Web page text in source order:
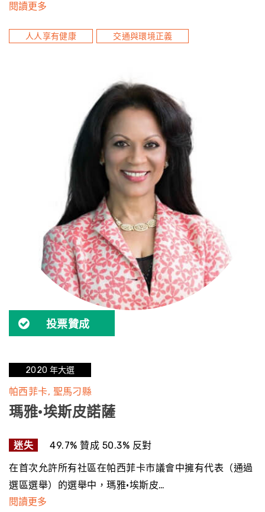
閱讀更多
人人享有健康 交通與環境正義
投票贊成
2020 年大選
帕西菲卡 聖馬刁縣
瑪雅·埃斯皮諾薩
迷失 49.7% 贊成 50.3% 反對
在首次允許所有社區在帕西菲卡市議會中擁有代表（通過
選區選舉）的選舉中，瑪雅·埃斯皮…
閱讀更多